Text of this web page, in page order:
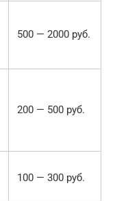
500 — 2000 руб.
200 — 500 руб.
100 — 300 руб.